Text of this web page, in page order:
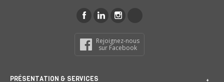
Rejoignez-nous
sur Facebook
PRÉSENTATION & SERVICES